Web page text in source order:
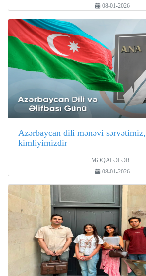
08-01-2026
Azərbaycan dili mənəvi
kimliyimizdir
MƏQALƏLƏR
08-01-2026